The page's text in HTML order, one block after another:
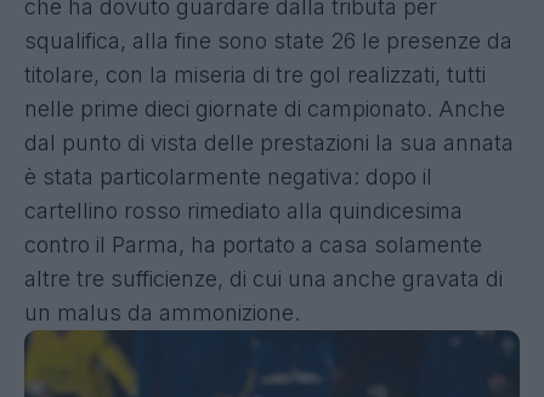
che ha dovuto guardare dalla tributa per
squalifica, alla fine sono state 26 le presenze da
titolare, con la miseria di tre gol realizzati, tutti
nelle prime dieci giornate di campionato. Anche
dal punto di vista delle prestazioni la sua annata
è stata particolarmente negativa: dopo il
cartellino rosso rimediato alla quindicesima
contro il Parma, ha portato a casa solamente
altre tre sufficienze, di cui una anche gravata di
un malus da ammonizione.